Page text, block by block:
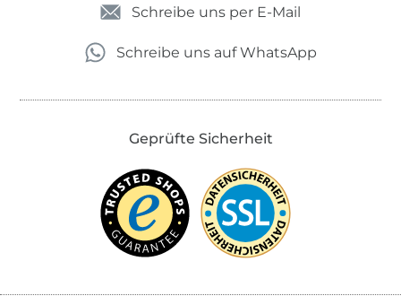
Schreibe uns per E-Mail
Schreibe uns auf WhatsApp
Geprüfte Sicherheit